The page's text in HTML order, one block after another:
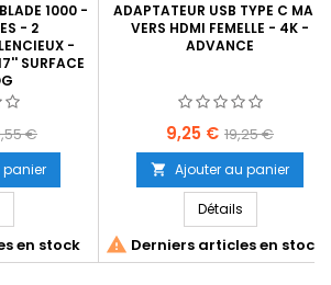
1000 -
- 2
-
SURFACE
€
panier
en stock
ADAPTATEUR USB TYPE C MALE
VERS HDMI FEMELLE - 4K -
ADVANCE
Prix
9,25 € Prix
base
19,25 €
 Ajouter au panier
Détails
 Derniers articles en stock